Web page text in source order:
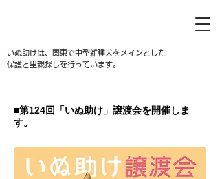
いぬ助けは、関東で中型雑種犬をメインとした
保護と里親探しを行っています。
​■第124回「いぬ助け」譲渡会を開催しま
す。